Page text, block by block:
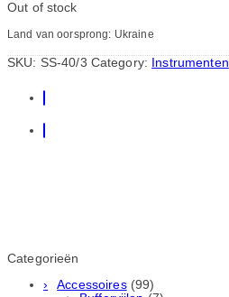
Out of stock
Land van oorsprong: Ukraine
SKU: SS-40/3 Category: Instrumenten
Categorieën
Accessoires (99)